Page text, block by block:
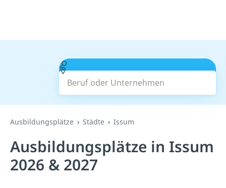
Beruf oder Unternehmen
Suchen
Ausbildungsplätze Städte Issum
Ausbildungsplätze in Issum
2026 & 2027